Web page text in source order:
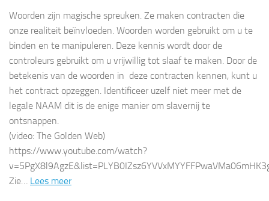
Woorden zijn magische spreuken. Ze maken contracten die
onze realiteit beïnvloeden. Woorden worden gebruikt om u te
binden en te manipuleren. Deze kennis wordt door de
controleurs gebruikt om u vrijwillig tot slaaf te maken. Door de
betekenis van de woorden in deze contracten kennen, kunt u
het contract opzeggen. Identificeer uzelf niet meer met de
legale NAAM dit is de enige manier om slavernij te
ontsnappen.
(video: The Golden Web)
https://www.youtube.com/watch?
Zie… Lees meer